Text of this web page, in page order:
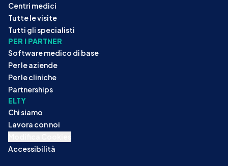
Centri medici
Tutte le visite
Tutti gli specialisti
PER I PARTNER
Software medico di base
Per le aziende
Per le cliniche
Partnerships
ELTY
Chi siamo
Lavora con noi
Accessibilità